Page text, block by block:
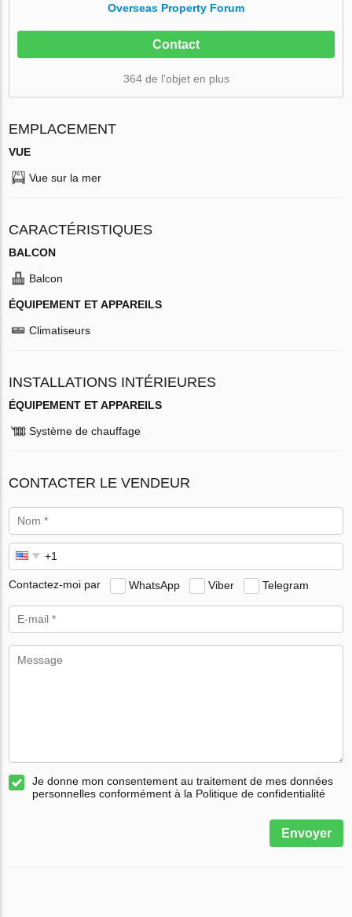
Overseas Property Forum
Contact
364 de l'objet en plus
EMPLACEMENT
VUE
Vue sur la mer
CARACTÉRISTIQUES
BALCON
Balcon
ÉQUIPEMENT ET APPAREILS
Climatiseurs
INSTALLATIONS INTÉRIEURES
ÉQUIPEMENT ET APPAREILS
Système de chauffage
CONTACTER LE VENDEUR
Contactez-moi par WhatsApp Viber Telegram
Je donne mon consentement au traitement de mes données
personnelles conformément à la Politique de confidentialité
Envoyer